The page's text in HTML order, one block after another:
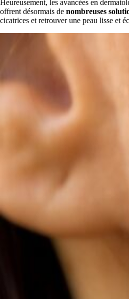
Heureusement, les avancées en
offrent désormais de nombreuses
cicatrices et retrouver une peau lisse et